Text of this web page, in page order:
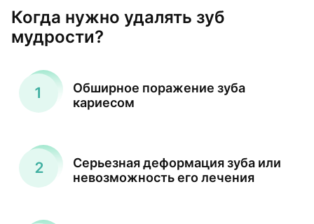
Когда нужно удалять зуб
мудрости?
Обширное поражение зуба
кариесом
Серьезная деформация зуба или
невозможность его лечения